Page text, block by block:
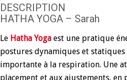
DESCRIPTION
HATHA YOGA – Sarah
Le Hatha Yoga est une pratique
postures dynamiques et
importante à la respiration. Une
placement et aux ajustements, en